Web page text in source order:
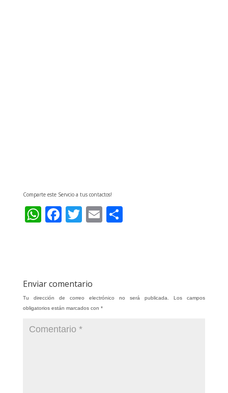
Comparte este Servcio a tus contactos!
W
A
p
p
F
o
o
k
T E C
ti
Enviar comentario
Tu dirección de correo electrónico no será publicada.
Los campos
obligatorios están marcados con *